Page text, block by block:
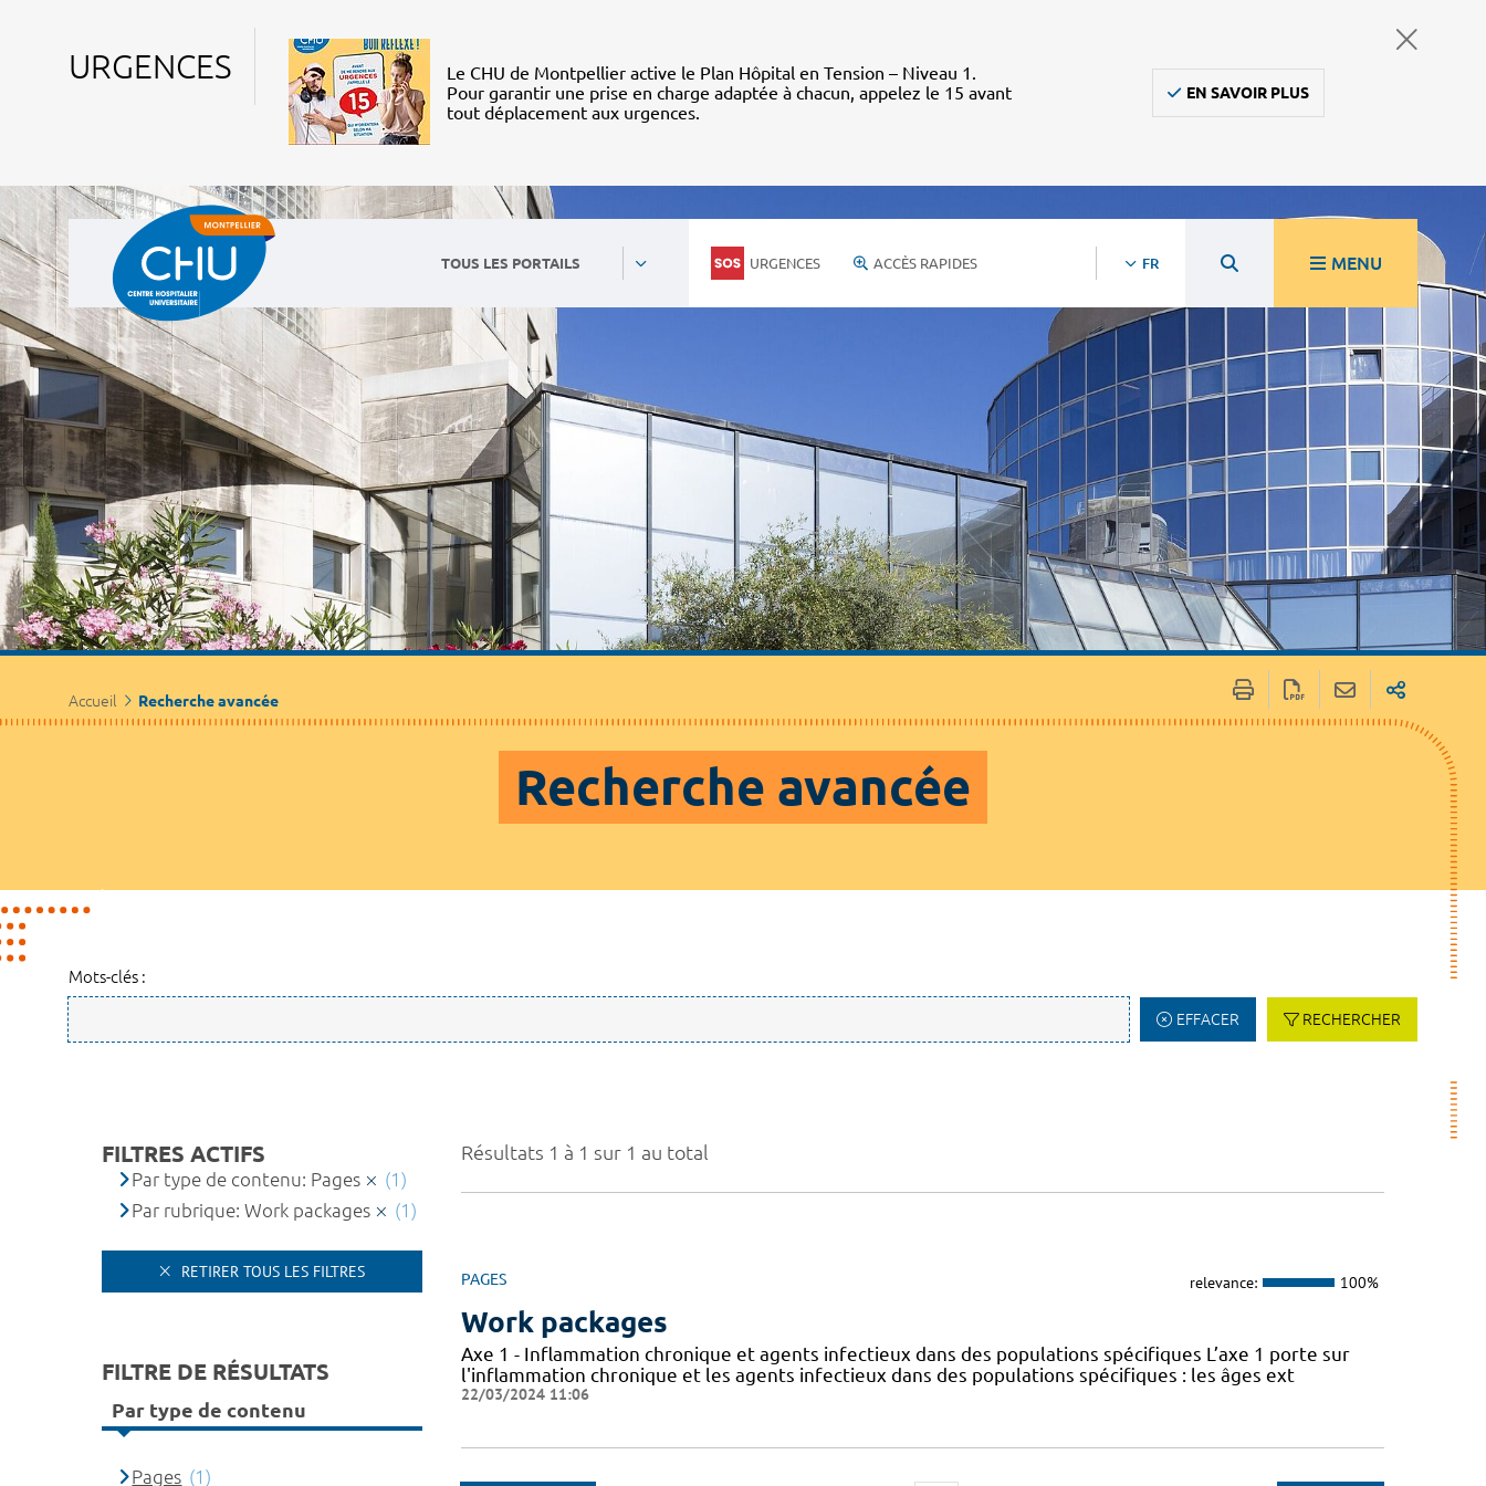
URGENCES
Le CHU de Montpellier active le Plan Hôpital en Tension – Niveau 1.
Pour garantir une prise en charge adaptée à chacun, appelez le 15 avant
tout déplacement aux urgences.
EN SAVOIR PLUS
TOUS LES PORTAILS URGENCES ACCÈS RAPIDES FR MENU
Accueil Recherche avancée
Recherche avancée
Mots-clés :
EFFACER RECHERCHER
Résultats 1 à 1 sur 1 au total
PAGES relevance: 100%
Work packages
Axe 1 - Inflammation chronique et agents infectieux dans des populations spécifiques L’axe 1 porte sur
l'inflammation chronique et les agents infectieux dans des populations spécifiques : les âges ext
22/03/2024 11:06
FILTRES ACTIFS
Par type de contenu: Pages
(1)
Par rubrique: Work packages
(1)
RETIRER TOUS LES FILTRES
FILTRE DE RÉSULTATS
Par type de contenu
Pages (1)